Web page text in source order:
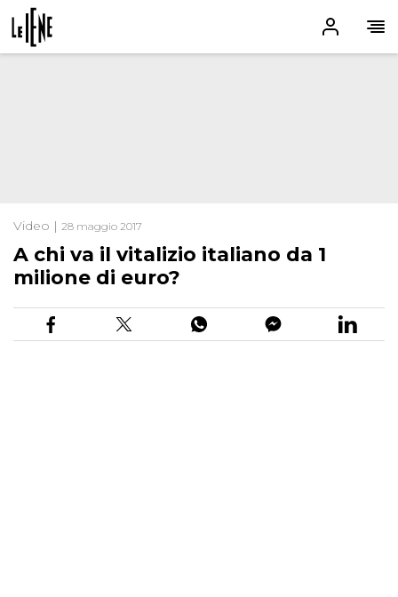
Video | 28 maggio 2017
A chi va il vitalizio italiano da 1
milione di euro?